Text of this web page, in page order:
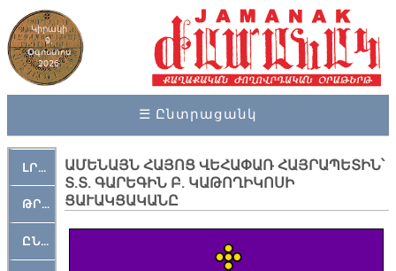
Կիրակի
9,
Օգոստոս
2026
☰ Ընտրացանկ
ԼՐԱՀՈՍ
ԹՐՔԱՀԱՅ ԿԵԱՆՔ
ԸՆԿԵՐԱՄՇԱԿՈՒԹԱՅԻՆ
ԱՄԵՆԱՅՆ ՀԱՅՈՑ ՎԵՀԱՓԱՌ ՀԱՅՐԱՊԵՏԻՆ՝
Տ.Տ. ԳԱՐԵԳԻՆ Բ. ԿԱԹՈՂԻԿՈՍԻ
ՑԱՒԱԿՑԱԿԱՆԸ